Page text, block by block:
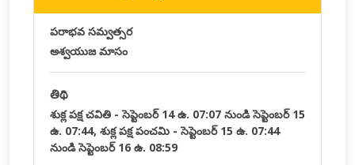
పరాభవ సమ్వత్సర
అశ్వయుజ మాసం
తిథి
శుక్ల పక్ష చవితి - సెప్టెంబర్ 14 ఉ. 07:07 నుండి సెప్టెంబర్ 15
ఉ. 07:44, శుక్ల పక్ష పంచమి - సెప్టెంబర్ 15 ఉ. 07:44
నుండి సెప్టెంబర్ 16 ఉ. 08:59